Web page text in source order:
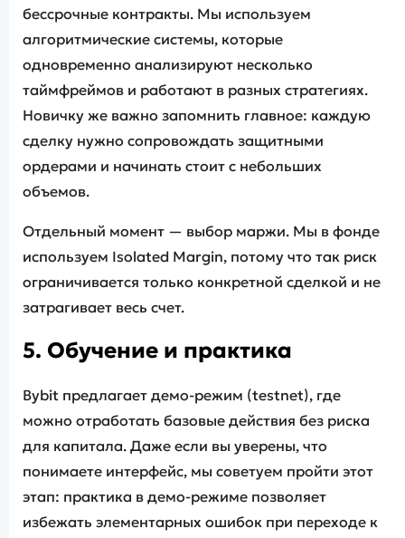
бессрочные контракты. Мы используем
алгоритмические системы, которые
одновременно анализируют несколько
таймфреймов и работают в разных стратегиях.
Новичку же важно запомнить главное: каждую
сделку нужно сопровождать защитными
ордерами и начинать стоит с небольших
объемов.
Отдельный момент — выбор маржи. Мы в фонде
используем Isolated Margin, потому что так риск
ограничивается только конкретной сделкой и не
затрагивает весь счет.
5. Обучение и практика
Bybit предлагает демо-режим (testnet), где
можно отработать базовые действия без риска
для капитала. Даже если вы уверены, что
понимаете интерфейс, мы советуем пройти этот
этап: практика в демо-режиме позволяет
избежать элементарных ошибок при переходе к